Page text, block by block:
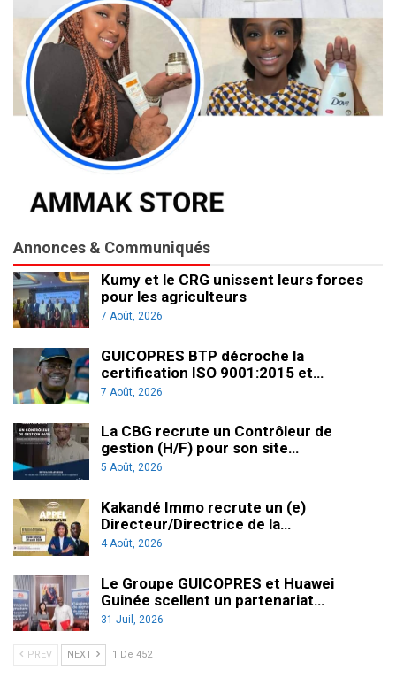
Annonces & Communiqués
Kumy et le CRG unissent leurs forces
pour les agriculteurs
7 Août, 2026
GUICOPRES BTP décroche la
certification ISO 9001:2015 et…
7 Août, 2026
La CBG recrute un Contrôleur de
gestion (H/F) pour son site…
5 Août, 2026
Kakandé Immo recrute un (e)
Directeur/Directrice de la…
4 Août, 2026
Le Groupe GUICOPRES et Huawei
Guinée scellent un partenariat…
31 Juil, 2026
PREV NEXT 1 De 452